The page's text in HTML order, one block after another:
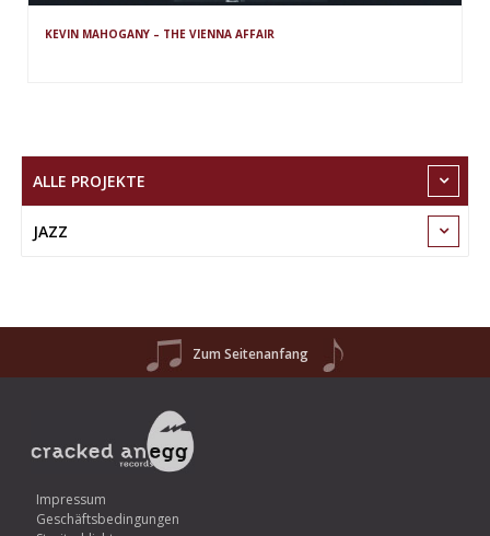
KEVIN MAHOGANY – THE VIENNA AFFAIR
ALLE PROJEKTE
JAZZ
Zum Seitenanfang
Impressum
Geschäftsbedingungen